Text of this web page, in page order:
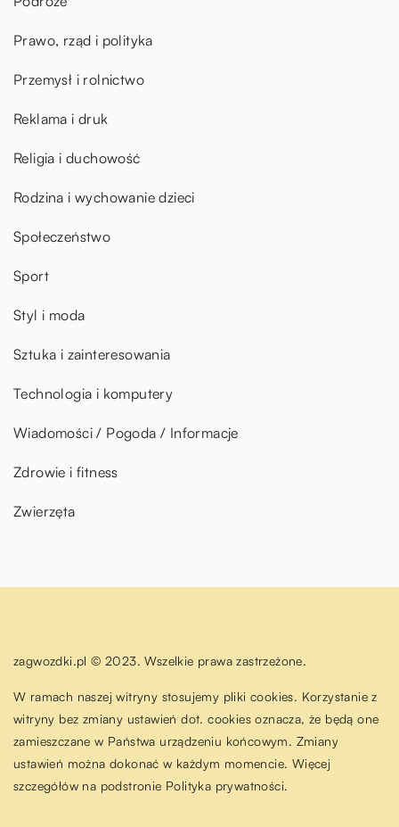
Prawo, rząd i polityka
Przemysł i rolnictwo
Reklama i druk
Religia i duchowość
Rodzina i wychowanie dzieci
Społeczeństwo
Sport
Styl i moda
Sztuka i zainteresowania
Technologia i komputery
Wiadomości / Pogoda / Informacje
Zdrowie i fitness
Zwierzęta
zagwozdki.pl © 2023. Wszelkie prawa zastrzeżone.
W ramach naszej witryny stosujemy pliki cookies. Korzystanie z
witryny bez zmiany ustawień dot. cookies oznacza, że będą one
zamieszczane w Państwa urządzeniu końcowym. Zmiany
ustawień można dokonać w każdym momencie. Więcej
szczegółów na podstronie Polityka prywatności.